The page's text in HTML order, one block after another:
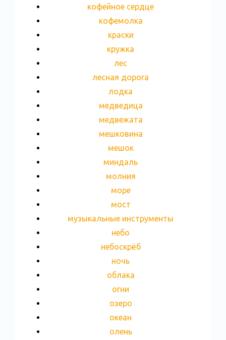
кофейное сердце
кофемолка
краски
кружка
лес
лесная дорога
лодка
медведица
медвежата
мешковина
мешок
миндаль
молния
море
мост
музыкальные инструменты
небо
небоскрёб
ночь
облака
огни
озеро
океан
олень